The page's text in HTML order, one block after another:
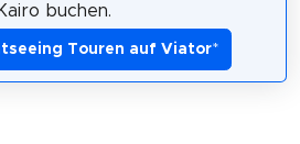
Kairo buchen.
Touren auf Viator*